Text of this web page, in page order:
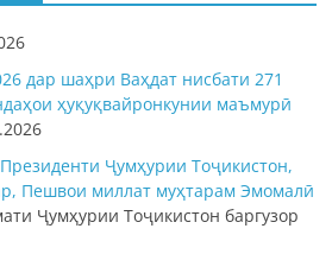
дар шаҳри Ваҳдат нисбати 271
ҳуқуқвайронкунии маъмурӣ
Ҷумҳурии Тоҷикистон,
Пешвои миллат муҳтарам Эмомалӣ
Ҷумҳурии Тоҷикистон баргузор